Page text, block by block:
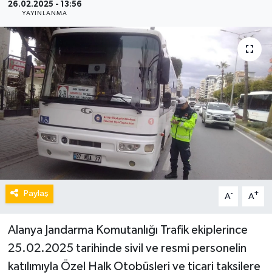
26.02.2025 - 13:56
YAYINLANMA
Paylaş A- A+
Alanya Jandarma Komutanlığı Trafik ekiplerince
25.02.2025 tarihinde sivil ve resmi personelin
katılımıyla Özel Halk Otobüsleri ve ticari taksilere
Gazipaşa